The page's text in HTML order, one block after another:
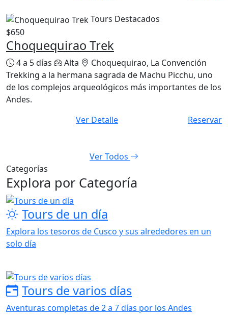
$650
Choquequirao Trek
4 a 5 días Alta
Choquequirao, La Convención
Trekking a la hermana sagrada de Machu Picchu, uno
de los complejos arqueológicos más importantes de los
Andes.
Explora por Categoría
Tours de un día
Explora los tesoros de Cusco y sus alrededores en un
solo día
Tours de varios días
Aventuras completas de 2 a 7 días por los Andes
peruanos